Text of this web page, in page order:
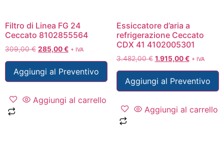
Filtro di Linea FG 24
Ceccato 8102855564
309,00€ 285,00€ + IVA
Aggiungi al Preventivo
Aggiungi al carrello
Essiccatore d’aria a
refrigerazione Ceccato
CDX 41 4102005301
3.482,00€ 1.915,00€ + IVA
Aggiungi al Preventivo
Aggiungi al carrello